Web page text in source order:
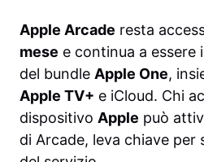
Apple Arcade resta
mese e continua a
del bundle Apple One,
Apple TV+ e iCloud. Chi
dispositivo Apple può
di Arcade, leva chiave per